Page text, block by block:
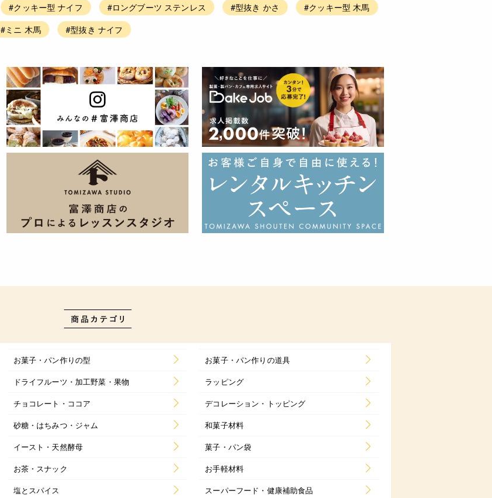
#クッキー型 ナイフ #ロングブーツ ステンレス #型抜き かさ
#クッキー型 木馬
#ミニ 木馬 #型抜き ナイフ
お菓子・パン作りの型
お菓子・パン作りの道具
ドライフルーツ・加工野菜・果物
ラッピング
チョコレート・ココア
デコレーション・トッピング
砂糖・はちみつ・ジャム
和菓子材料
イースト・天然酵母
菓子・パン袋
お茶・スナック
お手軽材料
塩とスパイス
スーパーフード・健康補助食品